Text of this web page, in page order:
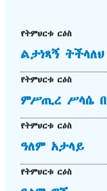
የትምህርቱ ርዕስ
ልታነጻኝ
የትምህርቱ ርዕስ
ምሥጢረ ሥላሴ
የትምህርቱ ርዕስ
ዓለም አታላይ
የትምህርቱ ርዕስ